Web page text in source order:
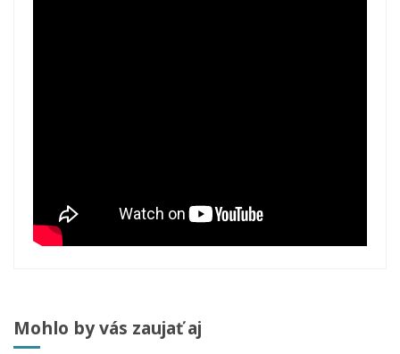
Mohlo by vás zaujať aj